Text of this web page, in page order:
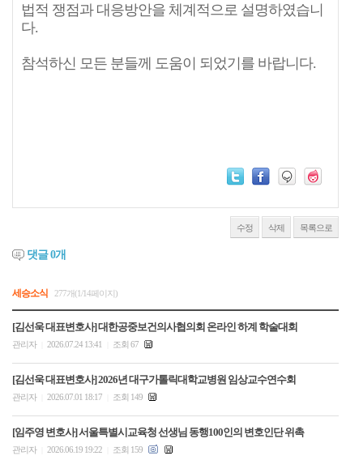
법적 쟁점과 대응방안을 체계적으로 설명하였습니
다.
참석하신 모든 분들께 도움이 되었기를 바랍니다.
수정 삭제 목록으로
댓글0개
세승소식 277개(1/14페이지)
[김선욱 대표변호사] 대한공중보건의사협의회 온라인 하계 학술대회
관리자 2026.07.24 13:41 조회 67
[김선욱 대표변호사] 2026년 대구가톨릭대학교병원 임상교수연수회
관리자 2026.07.01 18:17 조회 149
[임주영 변호사] 서울특별시교육청 선생님 동행100인의 변호인단 위촉
관리자 2026.06.19 19:22 조회 159